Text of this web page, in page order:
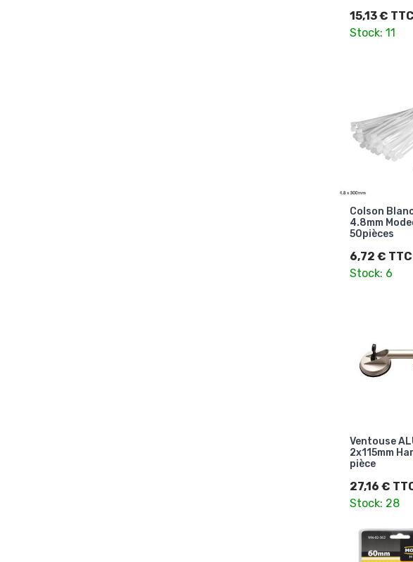
15,13 € TTC
Stock: 11
Colson
4.8mm
50pièces
6,72 € TTC
Stock: 6
Ventouse
2x115mm
pièce
27,16 €
Stock: 28